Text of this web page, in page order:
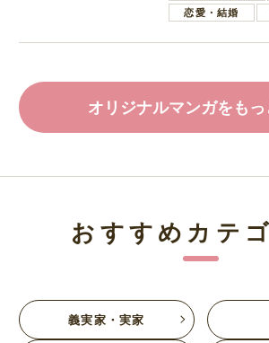
恋愛・結婚
オリジナルマンガをも
おすすめカテ
義実家・実家